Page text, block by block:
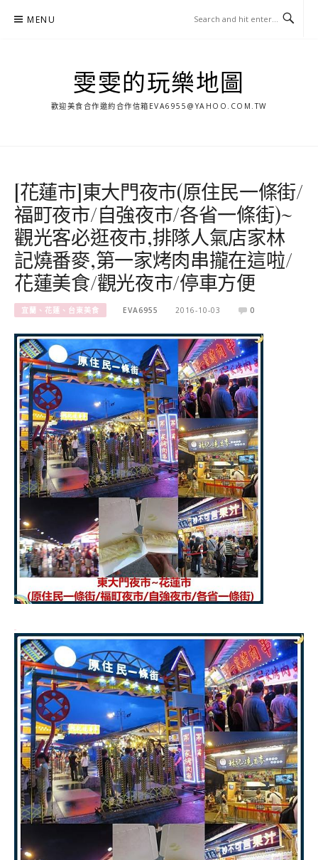
MENU
雯雯的玩樂地圖
歡迎美食合作邀約合作信箱 EVA6955@YAHOO.COM.TW
[花蓮市]東大門夜市(原住民一條街/
福町夜市/自強夜市/各省一條街)~
觀光客必逛夜市,排隊人氣店家林
記燒番麥,第一家烤肉串攏在這啦/
花蓮美食/觀光夜市/停車方便
宜蘭、花蓮、台東美食 EVA6955 2016-10-03 0